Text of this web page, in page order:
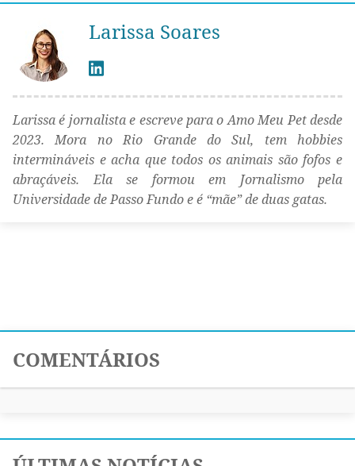
Larissa Soares
Larissa é jornalista e escreve para o Amo Meu Pet desde
2023. Mora no Rio Grande do Sul, tem hobbies
intermináveis e acha que todos os animais são fofos e
abraçáveis. Ela se formou em Jornalismo pela
Universidade de Passo Fundo e é “mãe” de duas gatas.
COMENTÁRIOS